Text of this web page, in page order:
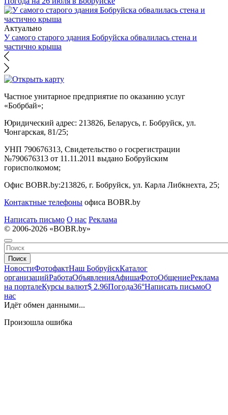
Актуально
У самого старого здания Бобруйска обвалилась стена и
частично крыша
Частное унитарное предприятие по оказанию услуг
«Бобрбай»;
Юридический адрес: 213826, Беларусь, г. Бобруйск, ул.
Чонгарская, 81/25;
УНП 790676313, Свидетельство о госрегистрации
№790676313 от 11.11.2011 выдано Бобруйским
горисполкомом;
Офис BOBR.by:213826, г. Бобруйск, ул. Карла Либкнехта, 25;
Контактные телефоны офиса BOBR.by
Написать письмо О нас Реклама
© 2006-2026 «BOBR.by»
Поиск
НовостиФотофактНаш БобруйскКаталог
организацийРаботаОбъявленияАфишаФотоОбщениеРеклама
на порталеКурсы валют$ 2.96Погода36°Написать письмоО
нас
Идёт обмен данными...
Произошла ошибка